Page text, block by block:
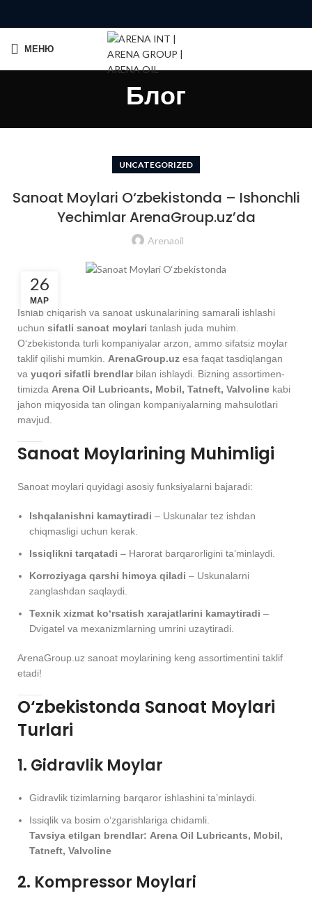
МЕНЮ
Блог
UNCATEGORIZED
Sanoat Moylari O‘zbekistonda – Ishonchli
Yechimlar ArenaGroup.uz’da
Arenaoil
26
МАР
Ishlab chiqarish va sanoat uskunalarining samarali ishlashi
uchun sifatli sanoat moylari tanlash juda muhim.
O‘zbekistonda turli kompaniyalar arzon, ammo sifatsiz moylar
taklif qilishi mumkin. ArenaGroup.uz esa faqat tasdiqlangan
va yuqori sifatli brendlarbilan ishlaydi. Bizning assortimen­
timizda Arena Oil Lubricants, Mobil, Tatneft, Valvoline kabi
jahon miqyosida tan olingan kompaniyalarning mahsulotlari
mavjud.
Sanoat Moylarining Muhimligi
Sanoat moylari quyidagi asosiy funksiyalarni bajaradi:
Ishqalanishni kamaytiradi – Uskunalar tez ishdan
chiqmasligi uchun kerak.
Issiqlikni tarqatadi – Harorat barqarorligini ta’minlaydi.
Korroziyaga qarshi himoya qiladi – Uskunalarni
zanglashdan saqlaydi.
Texnik xizmat ko‘rsatish xarajatlarini kamaytiradi –
Dvigatel va mexanizmlarning umrini uzaytiradi.
ArenaGroup.uz sanoat moylarining keng assortimentini taklif
etadi!
O‘zbekistonda Sanoat Moylari
Turlari
1. Gidravlik Moylar
Gidravlik tizimlarning barqaror ishlashini ta’minlaydi.
Issiqlik va bosim o‘zgarishlariga chidamli.
Tavsiya etilgan brendlar: Arena Oil Lubricants, Mobil,
Tatneft, Valvoline
2. Kompressor Moylari